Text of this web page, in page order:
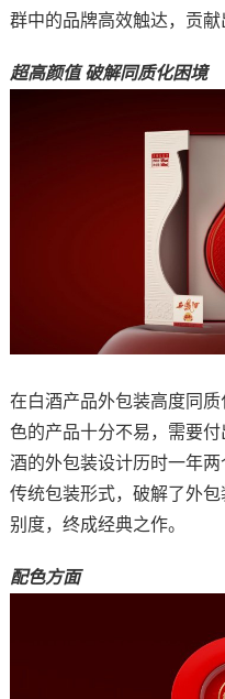
群中的品牌高效触达，贡献
超高颜值 破解同质化困境
在白酒产品外包装高度同
色的产品十分不易，需要
酒的外包装设计历时一年
传统包装形式，破解了外
别度，终成经典之作。
配色方面